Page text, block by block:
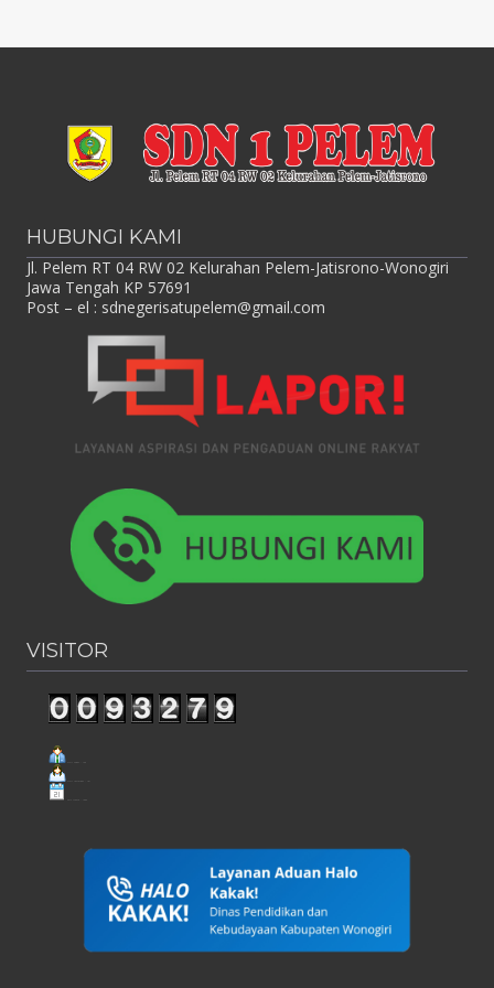
HUBUNGI KAMI
Jl. Pelem RT 04 RW 02 Kelurahan Pelem-Jatisrono-Wonogiri
Jawa Tengah KP 57691
Post – el : sdnegerisatupelem@gmail.com
VISITOR
Visit Today : 139
Visit Yesterday : 181
This Month : 1683